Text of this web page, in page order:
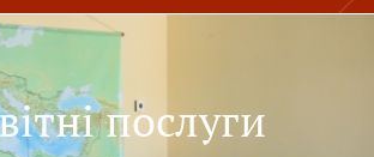
послуги